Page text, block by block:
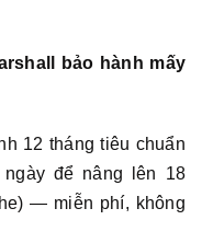
bảo hành mấy
12 tháng tiêu chuẩn
để nâng lên 18
— miễn phí, không